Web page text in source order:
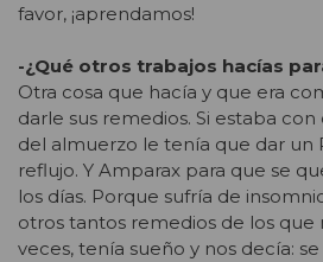
favor, ¡aprendamos!
-¿Qué otros trabajos hacías
Otra cosa que hacía y que era
darle sus remedios. Si estaba
del almuerzo le tenía que dar un
reflujo. Y Amparax para que se
los días. Porque sufría de
otros tantos remedios de los que
veces, tenía sueño y nos decía: